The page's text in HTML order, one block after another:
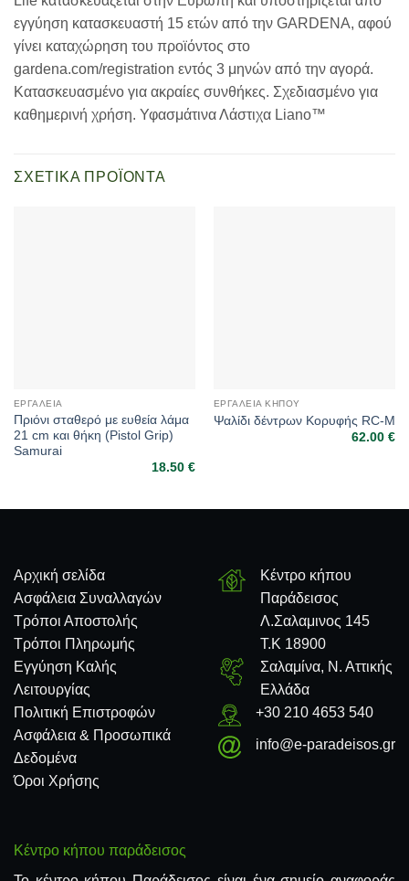
εγγύηση κατασκευαστή 15 ετών από την GARDENA, αφού
γίνει καταχώρηση του προϊόντος στο
gardena.com/registration εντός 3 μηνών από την αγορά.
Κατασκευασμένο για ακραίες συνθήκες. Σχεδιασμένο για
καθημερινή χρήση. Υφασμάτινα Λάστιχα Liano™
ΣΧΕΤΙΚΆ ΠΡΟΪΌΝΤΑ
ΕΡΓΑΛΕΊΑ
Πριόνι σταθερό με ευθεία λάμα
21 cm και θήκη (Pistol Grip)
Samurai
18.50€
ΕΡΓΑΛΕΊΑ ΚΉΠΟΥ
Ψαλίδι δέντρων Κορυφής RC-M
62.00€
Αρχική σελίδα
Ασφάλεια Συναλλαγών
Τρόποι Αποστολής
Τρόποι Πληρωμής
Εγγύηση Καλής
Λειτουργίας
Πολιτική Επιστροφών
Ασφάλεια & Προσωπικά
Δεδομένα
Όροι Χρήσης
Κέντρο κήπου
Παράδεισος
Λ.Σαλαμινος 145
Τ.Κ 18900
Σαλαμίνα, Ν. Αττικής
Ελλάδα
+30 210 4653 540
info@e-paradeisos.gr
Κέντρο κήπου παράδεισος